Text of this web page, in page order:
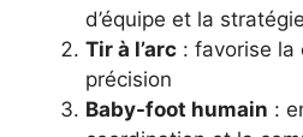
d’équipe et la stratégie
Tir à l’arc : favorise la
précision
Baby-foot humain :